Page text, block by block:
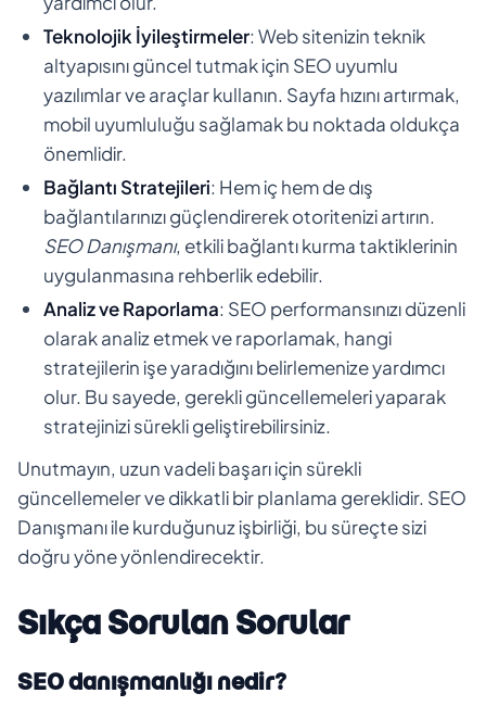
Teknolojik İyileştirmeler: Web sitenizin teknik
altyapısını güncel tutmak için SEO uyumlu
yazılımlar ve araçlar kullanın. Sayfa hızını artırmak,
mobil uyumluluğu sağlamak bu noktada oldukça
önemlidir.
Bağlantı Stratejileri: Hem iç hem de dış
bağlantılarınızı güçlendirerek otoritenizi artırın.
SEO Danışmanı, etkili bağlantı kurma taktiklerinin
uygulanmasına rehberlik edebilir.
Analiz ve Raporlama: SEO performansınızı düzenli
olarak analiz etmek ve raporlamak, hangi
stratejilerin işe yaradığını belirlemenize yardımcı
olur. Bu sayede, gerekli güncellemeleri yaparak
stratejinizi sürekli geliştirebilirsiniz.
Unutmayın, uzun vadeli başarı için sürekli
güncellemeler ve dikkatli bir planlama gereklidir. SEO
Danışmanı ile kurduğunuz işbirliği, bu süreçte sizi
doğru yöne yönlendirecektir.
Sıkça Sorulan Sorular
SEO danışmanlığı nedir?